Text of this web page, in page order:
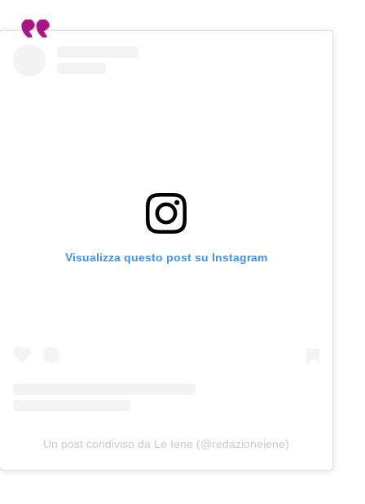
Visualizza questo post su Instagram
Un post condiviso da Le Iene (@redazioneiene)